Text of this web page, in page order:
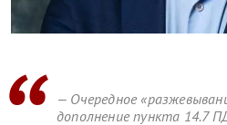
— Очередное
дополнение пункта 14.7